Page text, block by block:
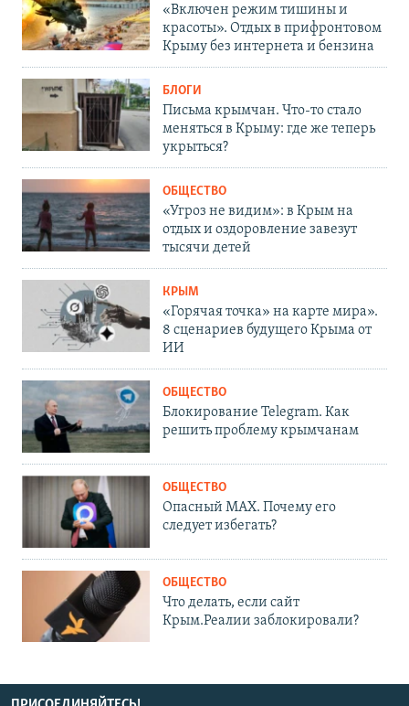
«Включен режим тишины и
красоты». Отдых в прифронтовом
Крыму без интернета и бензина
БЛОГИ
Письма крымчан. Что-то стало
меняться в Крыму: где же теперь
укрыться?
ОБЩЕСТВО
«Угроз не видим»: в Крым на
отдых и оздоровление завезут
тысячи детей
КРЫМ
«Горячая точка» на карте мира».
8 сценариев будущего Крыма от
ИИ
ОБЩЕСТВО
Блокирование Telegram. Как
решить проблему крымчанам
ОБЩЕСТВО
Опасный MAX. Почему его
следует избегать?
ОБЩЕСТВО
Что делать, если сайт
Крым.Реалии заблокировали?